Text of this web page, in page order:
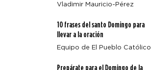
Vladimir Mauricio-Pérez
10 frases del santo Domingo para
llevar a la oración
Equipo de El Pueblo Católico
Prepárate para el Domingo de la